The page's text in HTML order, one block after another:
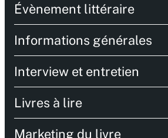
Évènement littéraire
Informations générales
Interview et entretien
Livres à lire
Marketing du livre